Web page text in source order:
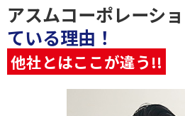
アスムコーポレーシ
ている理由！
他社とはここが違う!!